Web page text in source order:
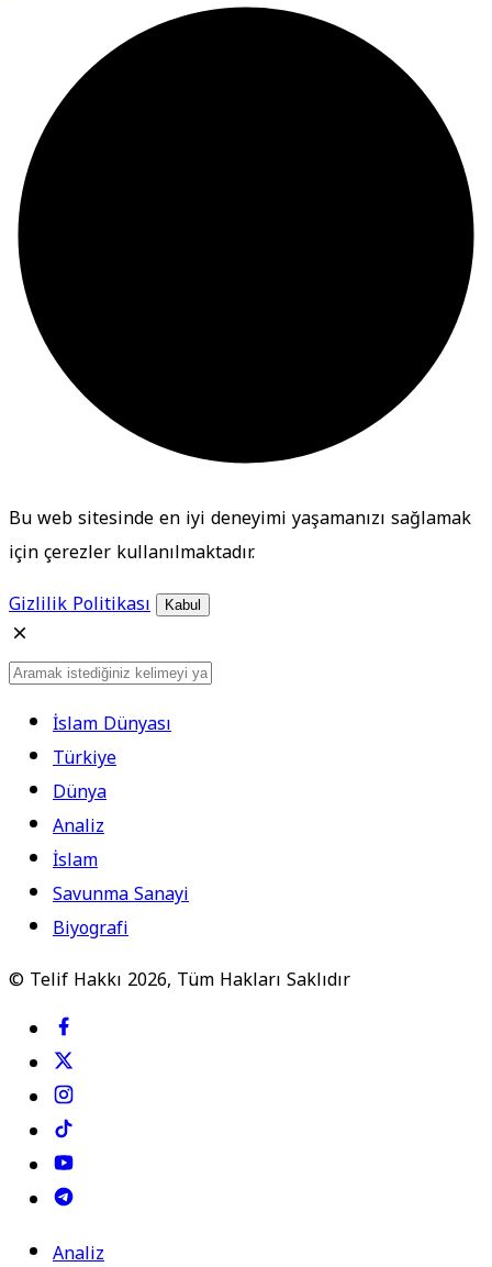
Bu web sitesinde en iyi deneyimi yaşamanızı sağlamak
için çerezler kullanılmaktadır.
Gizlilik Politikası
Kabul
İslam Dünyası
Türkiye
Dünya
Analiz
İslam
Savunma Sanayi
Biyografi
© Telif Hakkı 2026, Tüm Hakları Saklıdır
Analiz